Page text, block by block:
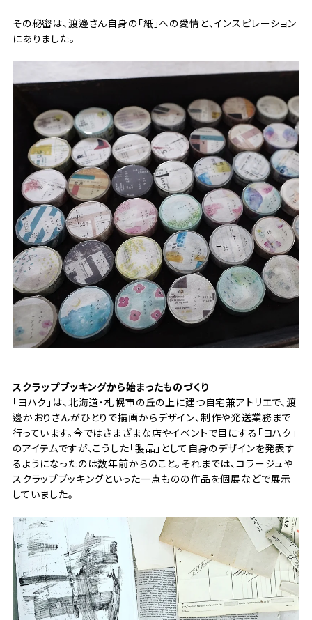
その秘密は、渡邊さん自身の「紙」への愛情と、インスピレーション
にありました。
スクラップブッキングから始まったものづくり
「ヨハク」は、北海道・札幌市の丘の上に建つ自宅兼アトリエで、渡
邊かおりさんがひとりで描画からデザイン、制作や発送業務まで
行っています。今ではさまざまな店やイベントで目にする「ヨハク」
のアイテムですが、こうした「製品」として自身のデザインを発表す
るようになったのは数年前からのこと。それまでは、コラージュや
スクラップブッキングといった一点ものの作品を個展などで展示
していました。